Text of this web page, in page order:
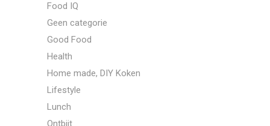
Food IQ
Geen categorie
Good Food
Health
Home made, DIY Koken
Lifestyle
Lunch
Ontbijt